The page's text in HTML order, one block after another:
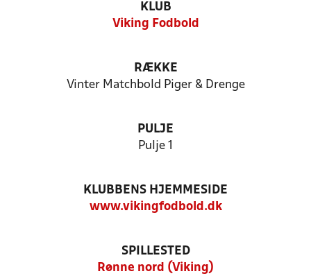
KLUB
Viking Fodbold
RÆKKE
Vinter Matchbold Piger & Drenge
PULJE
Pulje 1
KLUBBENS HJEMMESIDE
www.vikingfodbold.dk
SPILLESTED
Rønne nord (Viking)